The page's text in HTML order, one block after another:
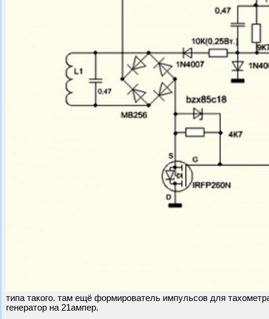
типа такого. там ещё формирователь импульсов для
генератор на 21ампер.